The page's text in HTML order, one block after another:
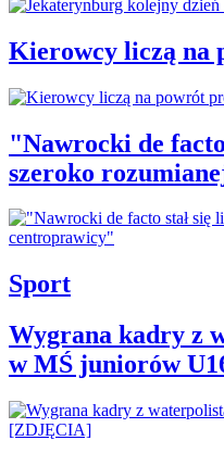
Kierowcy liczą na
"Nawrocki de
szeroko
Sport
Wygrana kadry z
w MŚ juniorów